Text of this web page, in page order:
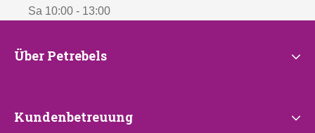
Sa 10:00 - 13:00
Über
Über Petrebels
Kundenbetreuung
Kundenbetreuung